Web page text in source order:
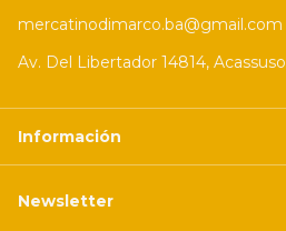
mercatinodimarco.ba@gmail.com
Av. Del Libertador 14814,
Información
Newsletter